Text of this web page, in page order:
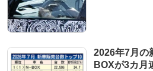
2026年7月の
BOXが3カ